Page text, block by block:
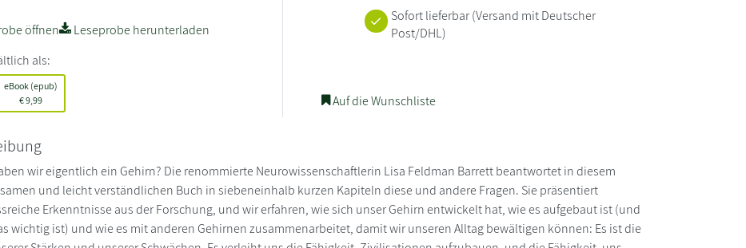
öffnen
Leseprobe herunterladen
als:
eBook (epub)
€9,99
Sofort lieferbar(Versand mit Deutscher
Post/DHL)
Auf die Wunschliste
wir eigentlich ein Gehirn? Die renommierte Neurowissenschaftlerin Lisa Feldman Barrett beantwortet in diesem
und leicht verständlichen Buch in siebeneinhalb kurzen Kapiteln diese und andere Fragen. Sie präsentiert
Erkenntnisse aus der Forschung, und wir erfahren, wie sich unser Gehirn entwickelt hat, wie es aufgebaut ist (und
wichtig ist) und wie es mit anderen Gehirnen zusammenarbeitet, damit wir unseren Alltag bewältigen können: Es ist die